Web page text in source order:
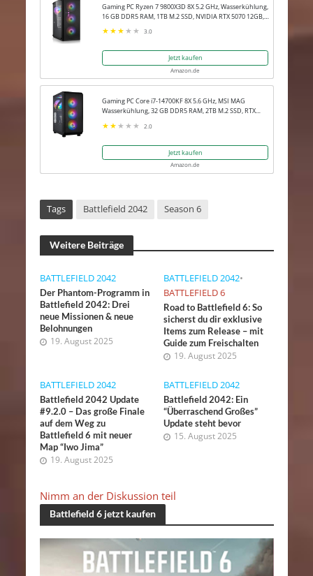
Gaming PC Ryzen 7 9800X3D 8X 5.2 GHz, Wasserkühlung,
16 GB DDR5 RAM, 1TB M.2 SSD, NVIDIA RTX 5070 12GB,
3.0
Jetzt kaufen
Amazon.de
Gaming PC Core i7-14700KF 8X 5.6 GHz, MSI MAG
Wasserkühlung, 32 GB DDR5 RAM, 2TB M.2 SSD, RTX
2.0
Jetzt kaufen
Amazon.de
Tags Battlefield 2042 Season 6
Weitere Beiträge
BATTLEFIELD 2042
Der Phantom-Programm in
Battlefield 2042: Drei
neue Missionen & neue
Belohnungen
19. August 2025
BATTLEFIELD 2042•
BATTLEFIELD 6
Road to Battlefield 6: So
sicherst du dir exklusive
Items zum Release – mit
Guide zum Freischalten
19. August 2025
BATTLEFIELD 2042
Battlefield 2042 Update
#9.2.0 – Das große Finale
auf dem Weg zu
Battlefield 6 mit neuer
Map “Iwo Jima”
19. August 2025
BATTLEFIELD 2042
Battlefield 2042: Ein
“Überraschend Großes”
Update steht bevor
15. August 2025
Nimm an der Diskussion teil
Battlefield 6 jetzt kaufen